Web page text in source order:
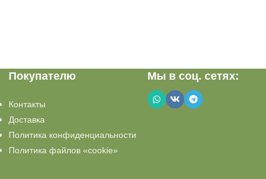
Покупателю
Контакты
Доставка
Политика конфиденциальности
Политика файлов «cookie»
Мы в соц. сетях: